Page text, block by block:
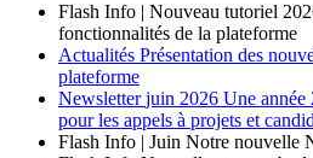
Flash Info | Nouveau tutoriel
fonctionnalités de la plateforme
Actualités Présentation des
plateforme
Newsletter juin 2026 Une année
pour les appels à projets et
Flash Info | Juin Notre nouvelle